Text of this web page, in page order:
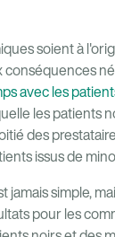
soient à
avec les
les patients
des
issus de
simple,
pour les